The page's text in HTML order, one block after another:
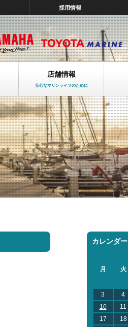
採用情報
店舗情報
安心なマリンライフのために
カレンダー
月
火
3
4
10
11
17
18